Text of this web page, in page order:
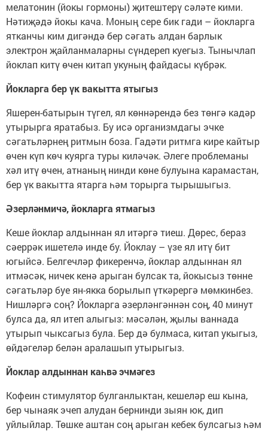
мелатонин (йокы гормоны) җитештерү сәләте кими.
Нәтиҗәдә йокы кача. Моның сере бик гади – йокларга
ятканчы ким дигәндә бер сәгать алдан барлык
электрон җайланмаларны сүндереп куегыз. Тынычлап
йоклап китү өчен китап укуның файдасы күбрәк.
Йокларга бер үк вакытта ятыгыз
Яшерен-батырын түгел, ял көннәрендә без төнгә кадәр
утырырга яратабыз. Бу исә организмдагы эчке
сәгатьләрнең ритмын боза. Гадәти ритмга кире кайтыр
өчен күп көч куярга туры киләчәк. Әлеге проблеманы
хәл итү өчен, атнаның нинди көне булуына карамастан,
бер үк вакытта ятарга һәм торырга тырышыгыз.
Әзерләнмичә, йокларга ятмагыз
Кеше йоклар алдыннан ял итәргә тиеш. Дөрес, бераз
сәеррәк ишетелә инде бу. Йоклау – үзе ял итү бит
югыйсә. Белгечләр фикеренчә, йоклар алдыннан ял
итмәсәк, ничек кенә арыган булсак та, йокысыз төнне
сәгатьләр буе ян-якка борылып үткәрергә мөмкинбез.
Нишләргә соң? Йокларга әзерләнгәннән соң, 40 минут
булса да, ял итеп алыгыз: мәсәлән, җылы ваннада
утырып чыксагыз була. Бер дә булмаса, китап укыгыз,
өйдәгеләр белән аралашып утырыгыз.
Йоклар алдыннан каһвә эчмәгез
Кофеин стимулятор булганлыктан, кешеләр еш кына,
бер чынаяк эчеп алудан бернинди зыян юк, дип
уйлыйлар. Төшке аштан соң арыган кебек булсагыз һәм